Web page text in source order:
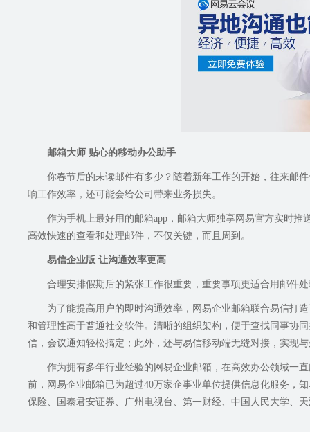
邮箱大师 贴心的移动办公助手
你春节后的未读邮件有多少？随着新年工作的开始，往来邮
响工作效率，还可能会给公司带来业务损失。
作为手机上最好用的邮箱app，邮箱大师独享网易官方实时
高效快速的查看和处理邮件，不仅关键，而且周到。
易信企业版 让沟通效率更高
合理安排假期后的紧张工作很重要，重要事项更适合用邮件
为了能提高用户的即时沟通效率，网易企业邮箱联合易信打
和管理性高于普通社交软件。清晰的组织架构，便于查找同事协
信，会议通知轻松搞定；此外，还与易信移动端无缝对接，实现
作为拥有多年行业经验的网易企业邮箱，在高效办公领域一
前，网易企业邮箱已为超过40万家企事业单位提供信息化服务，
保险、国泰君安证券、广州电视台、第一财经、中国人民大学、